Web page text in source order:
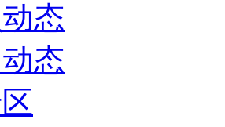
态
态